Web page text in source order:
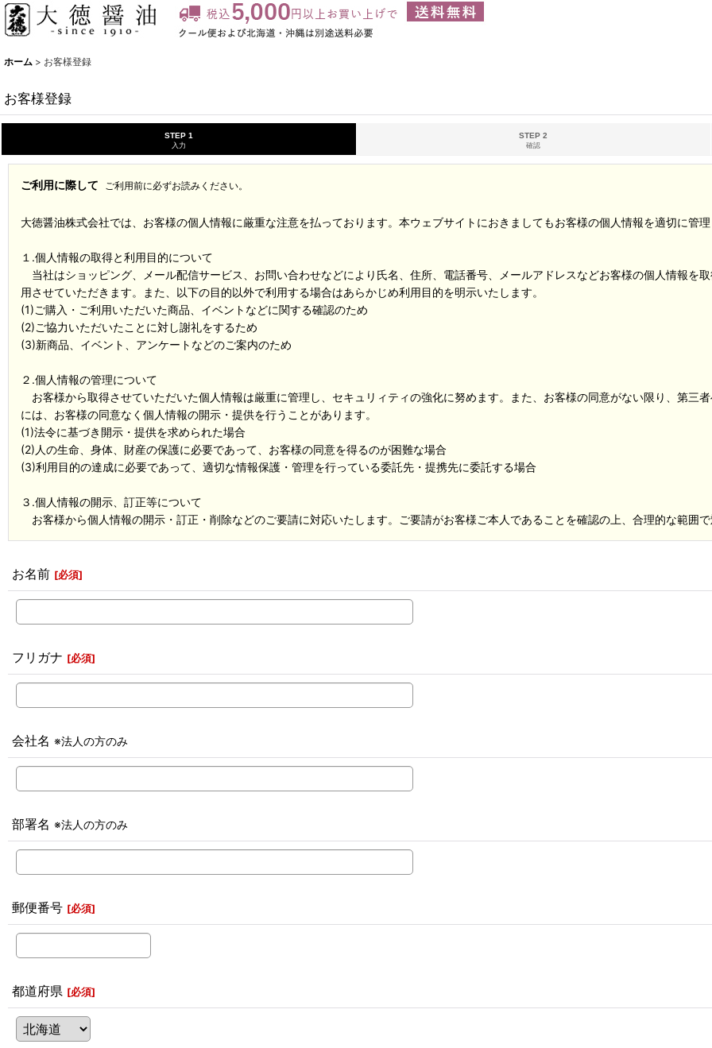
ホーム > お客様登録
お客様登録
STEP 1
入力
STEP 2
確認
ご利用に際して ご利用前に必ずお読みください。
大徳醤油株式会社では、お客様の個人情報に厳重な注意を払っております。本ウェブサイトにおきましてもお客様の個人情報を適切に管
１.個人情報の取得と利用目的について
当社はショッピング、メール配信サービス、お問い合わせなどにより氏名、住所、電話番号、メールアドレスなどお客様の個人情報を
用させていただきます。また、以下の目的以外で利用する場合はあらかじめ利用目的を明示いたします。
(1)ご購入・ご利用いただいた商品、イベントなどに関する確認のため
(2)ご協力いただいたことに対し謝礼をするため
(3)新商品、イベント、アンケートなどのご案内のため
２.個人情報の管理について
お客様から取得させていただいた個人情報は厳重に管理し、セキュリィティの強化に努めます。また、お客様の同意がない限り、第三
には、お客様の同意なく個人情報の開示・提供を行うことがあります。
(1)法令に基づき開示・提供を求められた場合
(2)人の生命、身体、財産の保護に必要であって、お客様の同意を得るのが困難な場合
(3)利用目的の達成に必要であって、適切な情報保護・管理を行っている委託先・提携先に委託する場合
３.個人情報の開示、訂正等について
お客様から個人情報の開示・訂正・削除などのご要請に対応いたします。ご要請がお客様ご本人であることを確認の上、合理的な範囲
お名前 [必須]
フリガナ [必須]
会社名 ※法人の方のみ
部署名 ※法人の方のみ
郵便番号 [必須]
都道府県 [必須]